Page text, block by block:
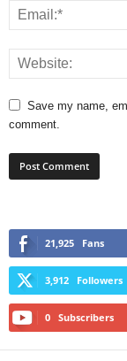
Save my name,
comment.
21,925 Fans
3,912 Followers
0 Subscribers